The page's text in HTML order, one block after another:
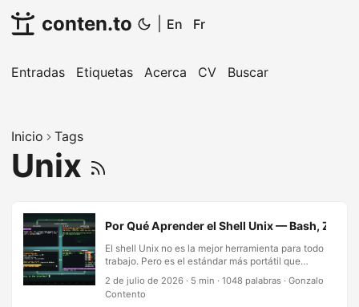
conten.to En Fr
Entradas Etiquetas Acerca CV Buscar
Inicio Tags
Unix
Por Qué Aprender el Shell Unix — Bash, Zsh,
El shell Unix no es la mejor herramienta para todo
trabajo. Pero es el estándar más portátil que
tenemos. Cuando a un LLM se le pide razonar,
escribe bash. Cuando un contenedor inicia,
ejecuta un script de shell. Cuando una tubería de
2 de julio de 2026 · 5 min · 1048 palabras · Gonzalo
Contento